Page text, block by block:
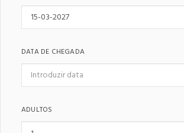
DATA DE CHEGADA
ADULTOS